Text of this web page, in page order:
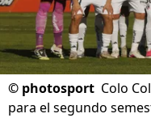
© photosport Colo
para el segundo